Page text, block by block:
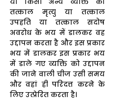
तत्काल मृत्यु या तत्काल
उपहति या तत्काल सदोष
अवरोध के भय में डालकर वह
उद्दापन करता है और इस प्रकार
भय में डालकर इस प्रकार भय
में डाले गए व्यक्ति को उद्दापन
की जाने वाली चीज उसी समय
और वहां ही परिदत्त करने के
लिए उत्प्रेरित करता है।